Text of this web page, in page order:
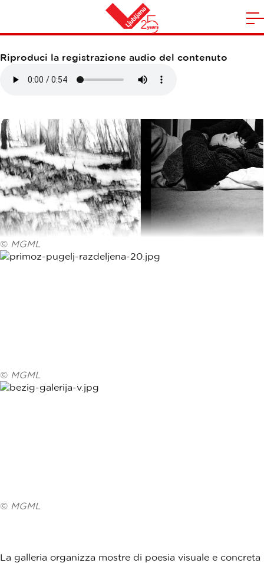
Casa
la
BEŽIGRAJSKA GALERIJA 1
Riproduci la registrazione audio del contenuto
© MGML
© MGML
© MGML
La galleria organizza mostre di poesia visuale e concreta